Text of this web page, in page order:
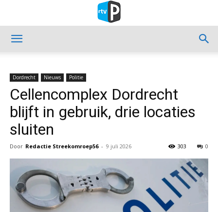
Dordrecht Nieuws Politie
Cellencomplex Dordrecht
blijft in gebruik, drie locaties
sluiten
Door Redactie Streekomroep56 - 9 juli 2026 0
303